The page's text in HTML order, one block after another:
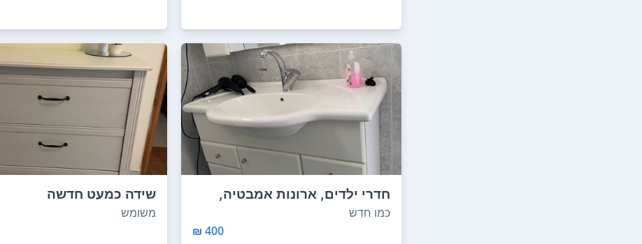
חדרי ילדים, ארונות אמבטיה,
ספות, שולחנות...
כמו חדש
400 ₪
שידה כמעט חדשה
משומש